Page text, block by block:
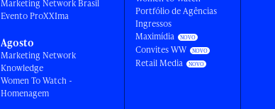
Marketing Network Brasil
Evento ProXXIma
Agosto
Marketing Network
Knowledge
Women To Watch -
Homenagem
Portfólio de Agências
Ingressos
Maximídia
Convites WW
Retail Media